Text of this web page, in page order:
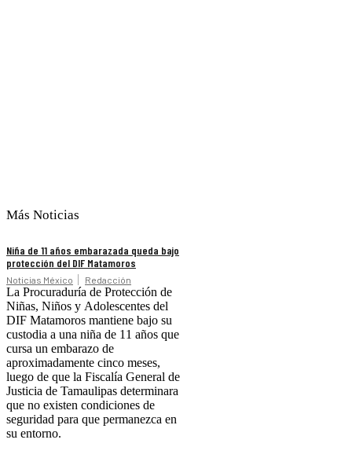
Más Noticias
Niña de 11 años embarazada queda bajo
protección del DIF Matamoros
Noticias México Redacción
La Procuraduría de Protección de
Niñas, Niños y Adolescentes del
DIF Matamoros mantiene bajo su
custodia a una niña de 11 años que
cursa un embarazo de
aproximadamente cinco meses,
luego de que la Fiscalía General de
Justicia de Tamaulipas determinara
que no existen condiciones de
seguridad para que permanezca en
su entorno.